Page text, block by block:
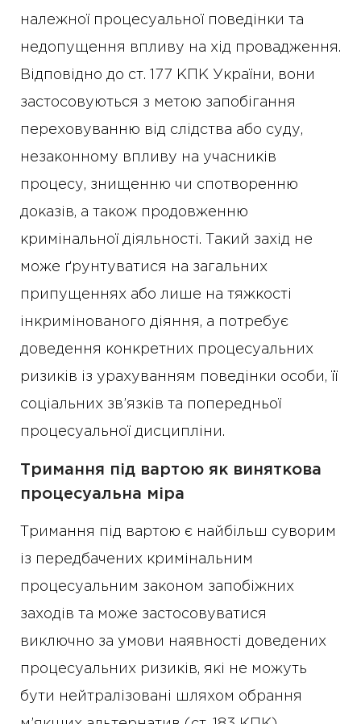
належної процесуальної поведінки та
недопущення впливу на хід провадження.
Відповідно до ст. 177 КПК України, вони
застосовуються з метою запобігання
переховуванню від слідства або суду,
незаконному впливу на учасників
процесу, знищенню чи спотворенню
доказів, а також продовженню
кримінальної діяльності. Такий захід не
може ґрунтуватися на загальних
припущеннях або лише на тяжкості
інкримінованого діяння, а потребує
доведення конкретних процесуальних
ризиків із урахуванням поведінки особи, її
соціальних зв’язків та попередньої
процесуальної дисципліни.
Тримання під вартою як виняткова
процесуальна міра
Тримання під вартою є найбільш суворим
із передбачених кримінальним
процесуальним законом запобіжних
заходів та може застосовуватися
виключно за умови наявності доведених
процесуальних ризиків, які не можуть
бути нейтралізовані шляхом обрання